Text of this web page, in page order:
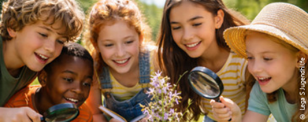
© Lega S Jugendhilfe